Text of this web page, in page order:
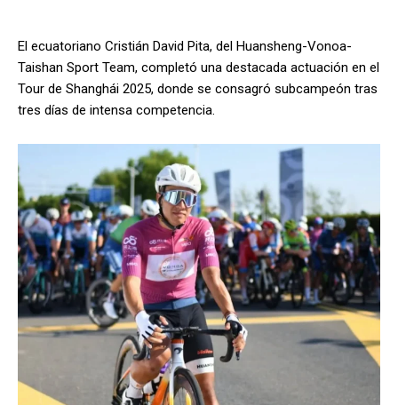
El ecuatoriano Cristián David Pita, del Huansheng-Vonoa-
Taishan Sport Team, completó una destacada actuación en el
Tour de Shanghái 2025, donde se consagró subcampeón tras
tres días de intensa competencia.